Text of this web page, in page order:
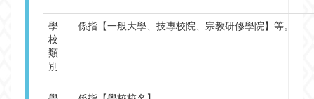
學
校
類
別
係指【一般大學、技專校院、宗教研修學院】等。